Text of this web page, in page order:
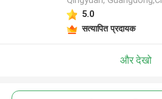
5.0
सत्यापित प्रदायक
और देखो